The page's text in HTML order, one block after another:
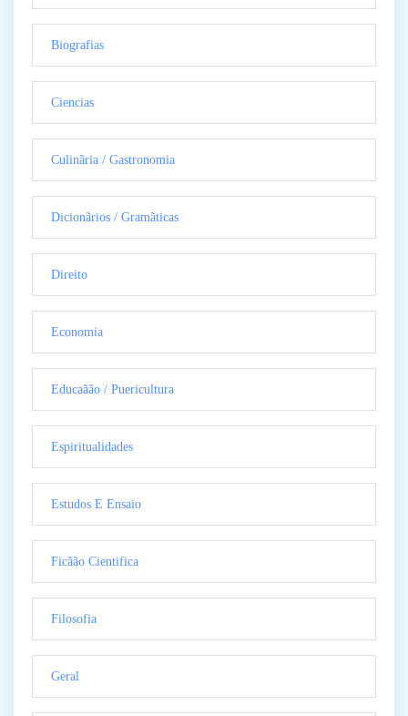
Biografias
Ciencias
Culinãria / Gastronomia
Dicionãrios / Gramãticas
Direito
Economia
Educaãão / Puericultura
Espiritualidades
Estudos E Ensaio
Ficãão Cientifica
Filosofia
Geral